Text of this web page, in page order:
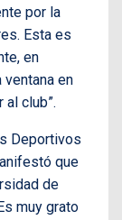
por la
Esta es
en
en
club”.
Deportivos
que
de
muy grato